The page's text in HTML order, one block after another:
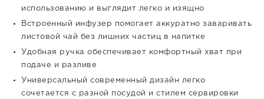
использованию и выглядит легко и изящно
Встроенный инфузер помогает аккуратно заваривать
листовой чай без лишних частиц в напитке
Удобная ручка обеспечивает комфортный хват при
подаче и разливе
Универсальный современный дизайн легко
сочетается с разной посудой и стилем сервировки